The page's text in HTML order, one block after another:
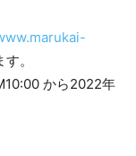
。
から2022年